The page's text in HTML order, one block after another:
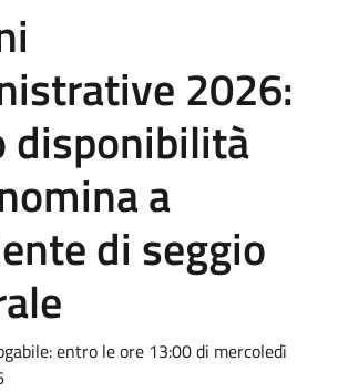
2026:
disponibilità
a
di seggio
entro le ore 13:00 di mercoledì